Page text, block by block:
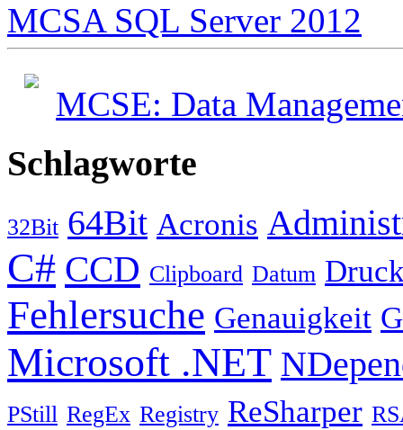
MCSA SQL Server 2012
MCSE: Data
Schlagworte
32Bit 64Bit Acronis
C# CCD Clipboard Datum
Fehlersuche Genauigkeit
Microsoft .NET
PStill RegEx Registry ReSharper